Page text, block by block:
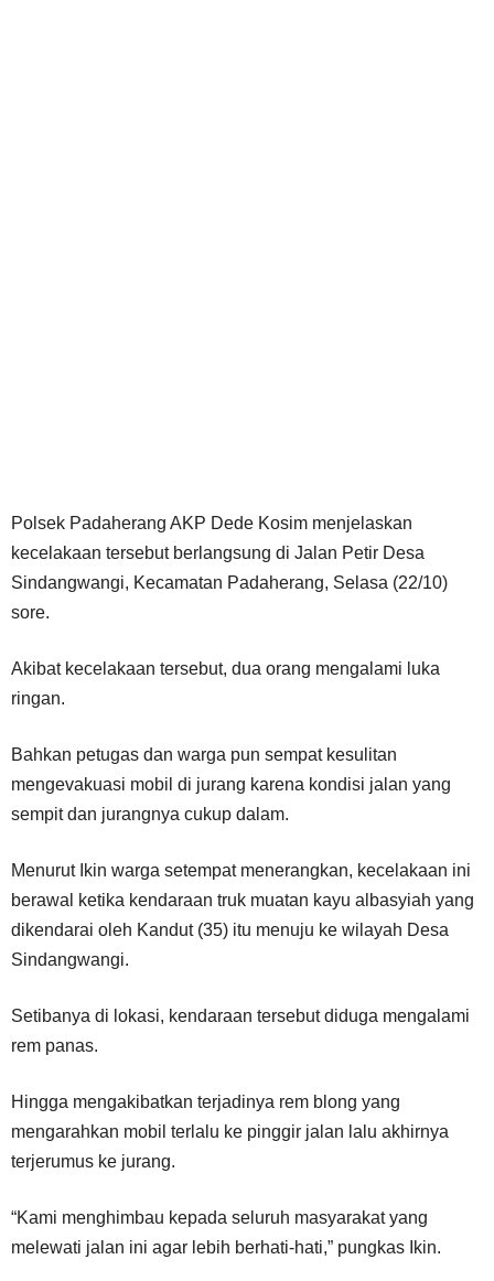
Polsek Padaherang AKP Dede Kosim menjelaskan
kecelakaan tersebut berlangsung di Jalan Petir Desa
Sindangwangi, Kecamatan Padaherang, Selasa (22/10)
sore.
Akibat kecelakaan tersebut, dua orang mengalami luka
ringan.
Bahkan petugas dan warga pun sempat kesulitan
mengevakuasi mobil di jurang karena kondisi jalan yang
sempit dan jurangnya cukup dalam.
Menurut Ikin warga setempat menerangkan, kecelakaan ini
berawal ketika kendaraan truk muatan kayu albasyiah yang
dikendarai oleh Kandut (35) itu menuju ke wilayah Desa
Sindangwangi.
Setibanya di lokasi, kendaraan tersebut diduga mengalami
rem panas.
Hingga mengakibatkan terjadinya rem blong yang
mengarahkan mobil terlalu ke pinggir jalan lalu akhirnya
terjerumus ke jurang.
“Kami menghimbau kepada seluruh masyarakat yang
melewati jalan ini agar lebih berhati-hati,” pungkas Ikin.